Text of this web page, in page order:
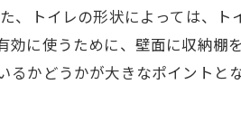
、トイレの形状によっては、
に使うために、壁面に収納棚
かどうかが大きなポイントと